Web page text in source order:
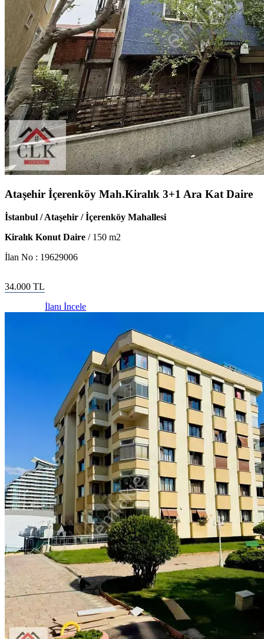
Ataşehir İçerenköy Mah.Kiralık 3+1 Ara Kat Daire
İstanbul / Ataşehir / İçerenköy Mahallesi
Kiralık Konut Daire / 150 m2
İlan No : 19629006
34.000 TL
İlanı İncele